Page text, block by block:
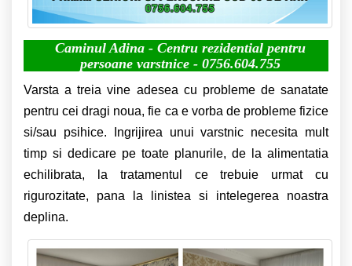
Caminul Adina - Centru rezidential pentru
persoane varstnice - 0756.604.755
Varsta a treia vine adesea cu probleme de sanatate
pentru cei dragi noua, fie ca e vorba de probleme fizice
si/sau psihice. Ingrijirea unui varstnic necesita mult
timp si dedicare pe toate planurile, de la alimentatia
echilibrata, la tratamentul ce trebuie urmat cu
rigurozitate, pana la linistea si intelegerea noastra
deplina.